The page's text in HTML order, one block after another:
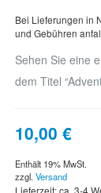
Bei Lieferungen in
und Gebühren
Sehen Sie eine
dem Titel
10,00 €
Enthält 19% MwSt.
zzgl. Versand
Lieferzeit: ca. 3-4